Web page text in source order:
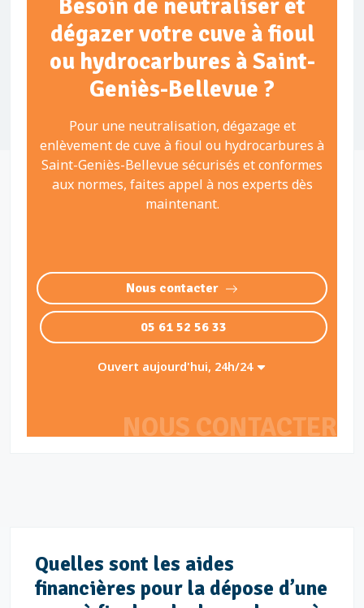
NOUS CONTACTER
Besoin de neutraliser et
dégazer votre cuve à fioul
ou hydrocarbures à Saint-
Geniès-Bellevue ?
Pour une neutralisation, dégazage et
enlèvement de cuve à fioul ou hydrocarbures à
Saint-Geniès-Bellevue sécurisés et conformes
aux normes, faites appel à nos experts dès
maintenant.
Nous contacter
05 61 52 56 33
Ouvert aujourd'hui, 24h/24
Quelles sont les aides
financières pour la dépose d’une